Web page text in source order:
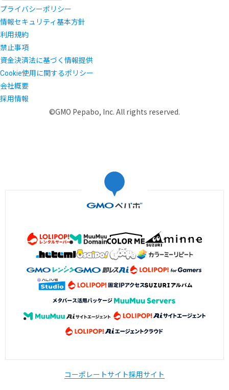
プライバシーポリシー
情報セキュリティ基本方針
利用規約
禁止事項
資金決済法に基づく情報提供
Cookie使用に関するポリシー
会社概要
採用情報
©GMO Pepabo, Inc. All rights reserved.
コーポレートサイト採用サイト